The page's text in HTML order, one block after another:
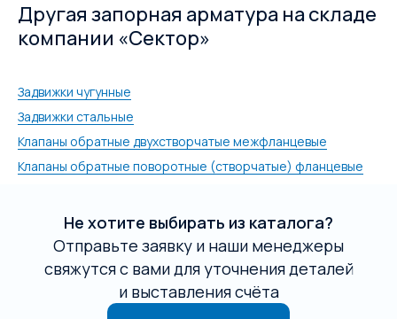
Другая запорная арматура на складе
компании «Сектор»
Задвижки чугунные
Задвижки стальные
Клапаны обратные двухстворчатые межфланцевые
Клапаны обратные поворотные (створчатые) фланцевые
Не хотите выбирать из каталога?
Отправьте заявку и наши менеджеры
свяжутся с вами для уточнения деталей
и выставления счёта